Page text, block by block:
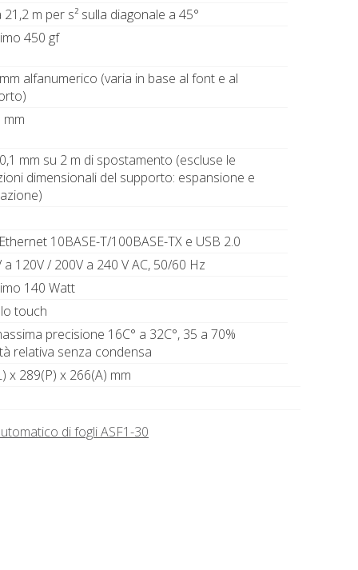
m per s² sulla diagonale a 45°
450 gf
alfanumerico (varia in base al font e al
mm
mm su 2 m di spostamento (escluse le
dimensionali del supporto: espansione e
10BASE-T/100BASE-TX e USB 2.0
a 120V / 200V a 240 V AC, 50/60 Hz
140 Watt
touch
precisione 16C° a 32C°, 35 a 70%
relativa senza condensa
x 289(P) x 266(A) mm
di fogli ASF1-30